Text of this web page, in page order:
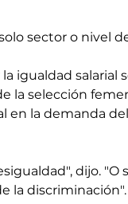
sector o nivel
igualdad salarial
la selección
en la demanda
dijo. "O
la discriminación".